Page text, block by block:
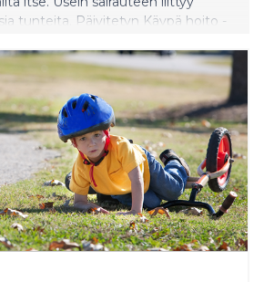
tunteita. Päivitetyn Käypä hoito -
takia. Syömishäiriöiden
huomioida myös samanaikaiset
somaattiset oireet ja sairaudet.